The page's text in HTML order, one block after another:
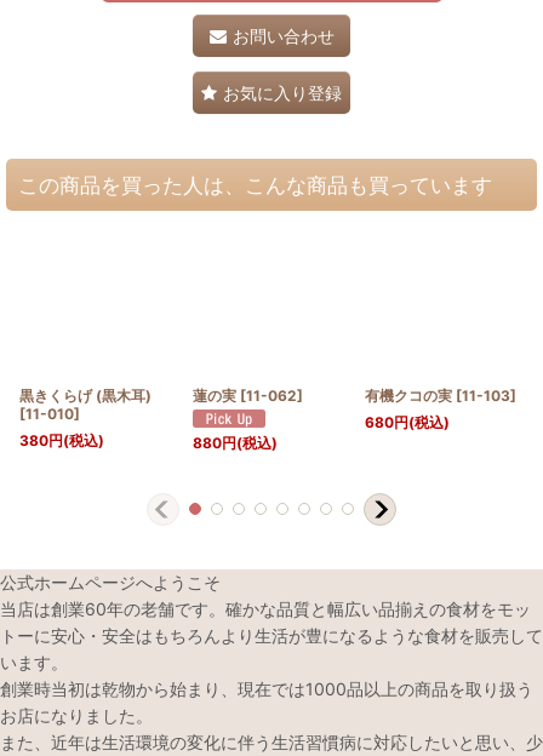
お問い合わせ
お気に入り登録
この商品を買った人は、こんな商品も買っています
黒きくらげ (黒木耳)
[11-010]
380円(税込)
蓮の実 [11-062]
880円(税込)
有機クコの実 [11-103]
680円(税込)
公式ホームページへようこそ
当店は創業60年の老舗です。確かな品質と幅広い品揃えの食材をモッ
トーに安心・安全はもちろんより生活が豊になるような食材を販売して
います。
創業時当初は乾物から始まり、現在では1000品以上の商品を取り扱う
お店になりました。
また、近年は生活環境の変化に伴う生活習慣病に対応したいと思い、少